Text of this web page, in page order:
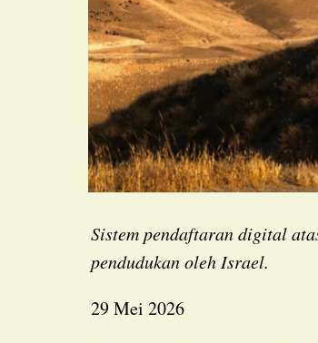
Sistem pendaftaran digital
pendudukan oleh Israel.
29 Mei 2026